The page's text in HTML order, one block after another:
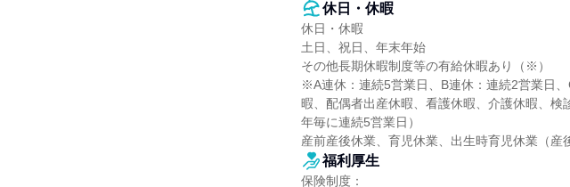
休日・休暇
休日・休暇
土日、祝日、年末年始
その他長期休暇制度等の有給休暇あり（※）
※A連休：連続5営業日、B連休：連続2営業日
暇、配偶者出産休暇、看護休暇、介護休暇、
年毎に連続5営業日）
産前産後休業、育児休業、出生時育児休業（産
福利厚生
保険制度：